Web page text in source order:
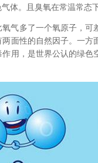
体。且臭氧在常温常态
气多了一个氧原子，
面性的自然因子。一
用，是世界公认的绿